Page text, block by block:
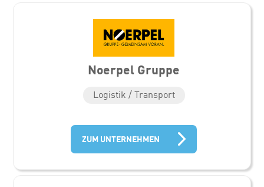
Noerpel Gruppe
Logistik / Transport
ZUM UNTERNEHMEN